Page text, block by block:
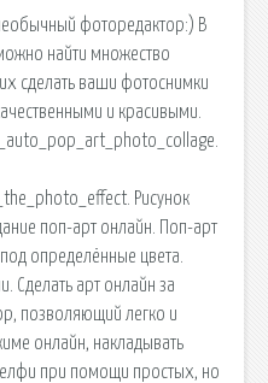
фоторедактор:) В
найти множество
сделать ваши фотоснимки
и красивыми.
Рисунок
поп-арт онлайн. Поп-арт
определённые цвета.
Сделать арт онлайн за
позволяющий легко и
онлайн, накладывать
при помощи простых, но